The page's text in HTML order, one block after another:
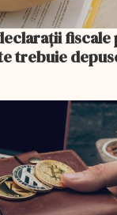
trebuie